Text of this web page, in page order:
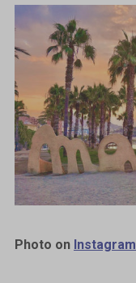
Photo on Instagram